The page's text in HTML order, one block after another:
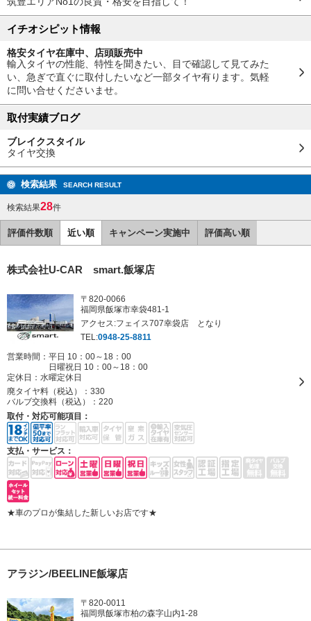
イチオシピット情報
格安タイヤ在庫中、店頭販売中
輸入タイヤの性能、特性を聞きたい、目で確認して見てみた
い、急ぎで直ぐに取付したいなど一部タイヤ有ります。気軽
に問い合せくださいませ。
取付実績ブログ
ブレイクスタイル
タイヤ交換
検索結果 SEARCH RESULT
検索結果28件
評価件数順 近い順 キャンペーン実施中 評価高い順
株式会社U-CAR smart.飯塚店
〒820-0066
福岡県飯塚市幸袋481-1
アクセス:フェイス707幸袋店 となり
TEL:0948-25-8811
営業時間：平日 10：00～18：00
日曜祝日 10：00～18：00
定休日： 水曜定休日
廃タイヤ料（税込）： 330
バルブ交換料（税込）： 220
取付・対応可能項目：
支払・サービス：
★車のプロが集結した新しいお店です★
アラジン/BEELINE飯塚店
〒820-0011
福岡県飯塚市柏の森字山内1-28